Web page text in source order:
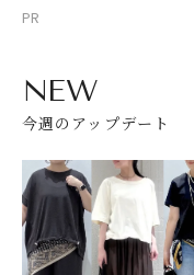
PR
NEW
今週のアップデート